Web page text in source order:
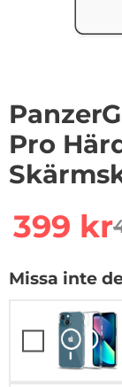
Pro
rea 399 kr
Missa inte